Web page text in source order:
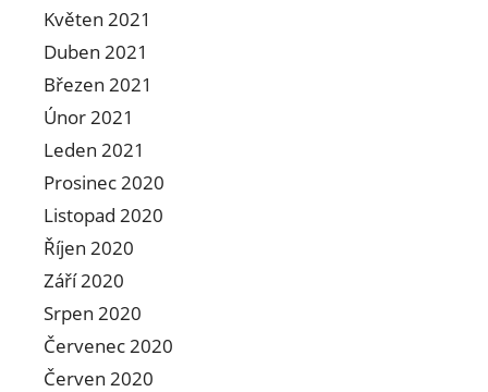
Květen 2021
Duben 2021
Březen 2021
Únor 2021
Leden 2021
Prosinec 2020
Listopad 2020
Říjen 2020
Září 2020
Srpen 2020
Červenec 2020
Červen 2020